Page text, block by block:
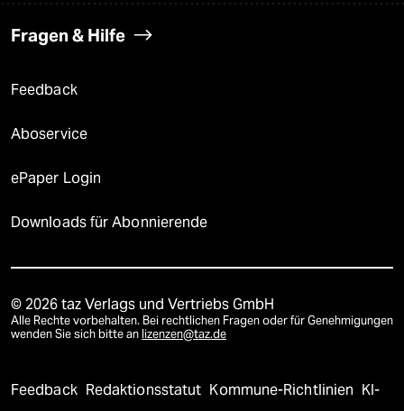
Fragen & Hilfe
Feedback
Aboservice
ePaper Login
Downloads für Abonnierende
© 2026 taz Verlags und Vertriebs GmbH
Alle Rechte vorbehalten. Bei rechtlichen Fragen oder für Genehmigungen
wenden Sie sich bitte an lizenzen@taz.de
Feedback Redaktionsstatut Kommune-Richtlinien KI-